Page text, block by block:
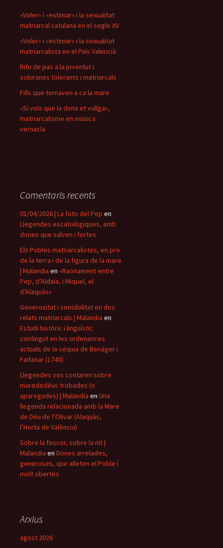
«Voler» i «estimar» i la sexualitat
matriarcal catalana en el segle XV
«Voler» i «estimar» i la sexualitat
matriarcalista en el País Valencià
Ritu de pas a la joventut i
sobiranes tolerants i matriarcals
Fills que tornaven a ca la mare
«Si vols que la dona et vullga»,
matriarcalisme en música
vernacla
Comentaris recents
01/04/2026 | La foto del Pep en
Llegendes escatològiques, amb
dones que salven i fortes
Els Pobles matriarcalistes, en pro
de la terra i de la figura de la mare
| Malandia en «Raonament entre
Pep, d’Aldaia, i Miquel, el
d’Alaquàs»
Generositat i sensibilitat en dos
relats matriarcals | Malandia en
Estudi històric i lingüístic
contingut en les ordenances
actuals de la séquia de Benàger i
Faitanar (1740)
Llegendes vos contaren sobre
marededéus trobades (o
aparegudes) | Malandia en Una
llegenda relacionada amb la Mare
de Déu de l’Olivar (Alaquàs,
l’Horta de València)
Sobre la foscor, sobre la nit |
Malandia en Dones arrelades,
generoses, que alleten el Poble i
molt obertes
Arxius
agost 2026